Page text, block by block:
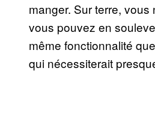
manger. Sur terre,
vous pouvez en
même fonctionnalité
qui nécessiterait